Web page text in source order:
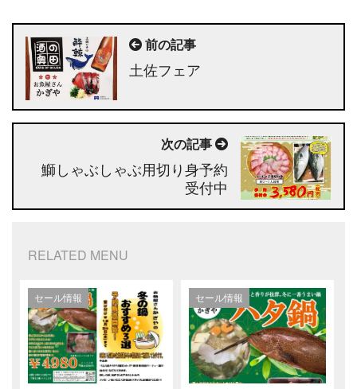
前の記事
土佐フェア
次の記事
鰤しゃぶしゃぶ用切り身予約
受付中
RELATED MENU
セール情報 セール情報